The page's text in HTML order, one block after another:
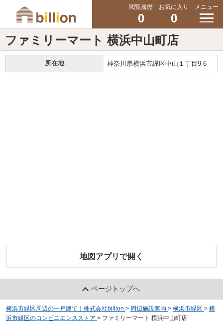
閲覧履歴
0
お気に入り
0
メニュー
ファミリーマート 横浜中山町店
所在地 神奈川県横浜市緑区中山１丁目9-6
地図アプリで開く
ページトップへ
横浜市緑区周辺の一戸建て｜株式会社billion > 周辺施設案内 > 横浜市緑区 > 横
浜市緑区のコンビニエンスストア > ファミリーマート 横浜中山町店